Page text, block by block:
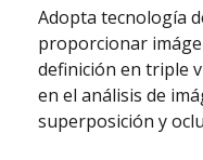
Adopta tecnología
proporcionar
definición en triple
en el análisis de
superposición y